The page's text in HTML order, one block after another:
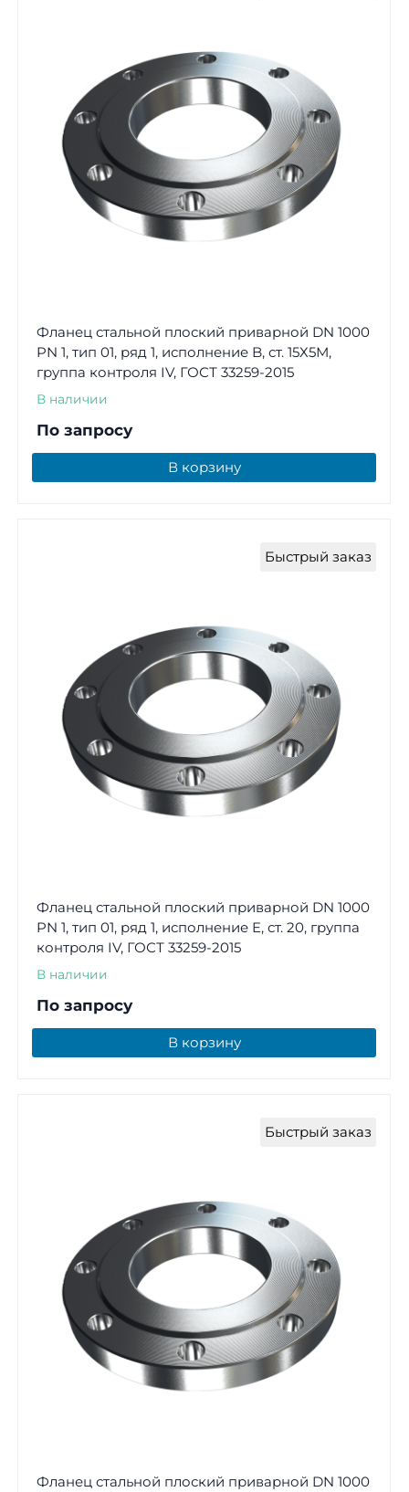
Фланец стальной плоский приварной DN 1000
PN 1, тип 01, ряд 1, исполнение B, ст. 15Х5М,
группа контроля IV, ГОСТ 33259-2015
В наличии
По запросу
В корзину
Быстрый заказ
Фланец стальной плоский приварной DN 1000
PN 1, тип 01, ряд 1, исполнение E, ст. 20, группа
контроля IV, ГОСТ 33259-2015
В наличии
По запросу
В корзину
Быстрый заказ
Фланец стальной плоский приварной DN 1000